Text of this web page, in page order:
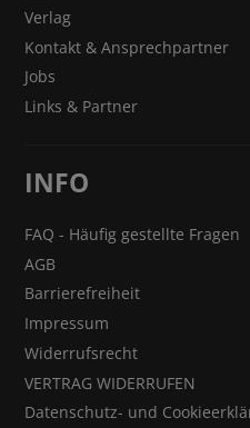
Verlag
Kontakt & Ansprechpartner
Jobs
Links & Partner
INFO
FAQ - Häufig gestellte Fragen
AGB
Barrierefreiheit
Impressum
Widerrufsrecht
VERTRAG WIDERRUFEN
Datenschutz- und